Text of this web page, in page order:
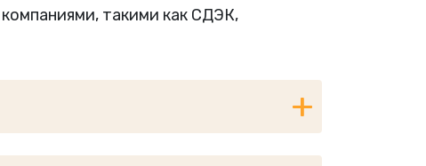
такими как СДЭК,